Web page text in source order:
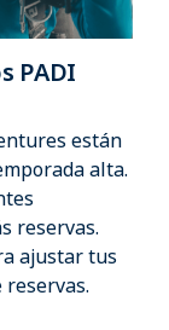
PADI
están
alta.
reservas.
ajustar tus